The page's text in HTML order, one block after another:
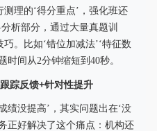
理的‘得分重点’，强化班还
析部分，通过大量真题训
。比如‘错位加减法’‘特征数
时间从2分钟缩短到40秒。
踪反馈+针对性提升
绩没提高’，其实问题出在‘没
正好解决了这个痛点：机构还